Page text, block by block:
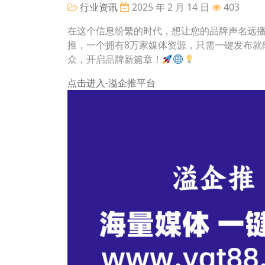
行业资讯 2025 年 2 月 14 日
403
在这个信息纷繁的时代，想让您的品牌声名远
推，一个拥有8万家媒体资源，只需一键发布
众，开启品牌新篇章！
点击进入-溢企推平台